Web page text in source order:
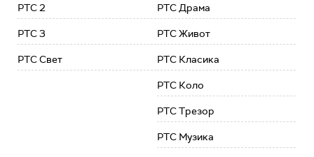
РТС 2
РТС 3
РТС Свет
РТС Драма
РТС Живот
РТС Класика
РТС Коло
РТС Трезор
РТС Музика